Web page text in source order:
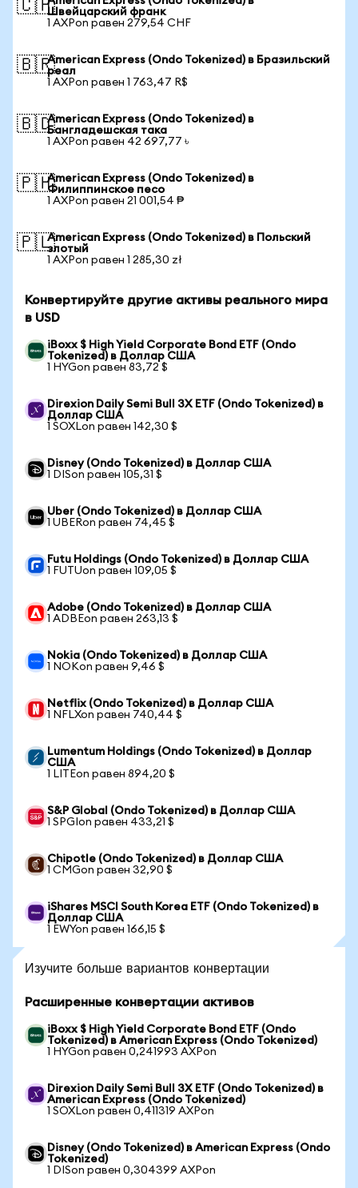
🇨🇭Швейцарский франк
1 AXPon равен 279,54 CHF
🇧🇷American Express (Ondo Tokenized) в Бразильский
реал
1 AXPon равен 1 763,47 R$
🇧🇩American Express (Ondo Tokenized) в
Бангладешская така
1 AXPon равен 42 697,77 ৳
🇵🇭American Express (Ondo Tokenized) в
Филиппинское песо
1 AXPon равен 21 001,54 ₱
🇵🇱American Express (Ondo Tokenized) в Польский
злотый
1 AXPon равен 1 285,30 zł
Конвертируйте другие активы реального мира
в USD
iBoxx $ High Yield Corporate Bond ETF (Ondo
Tokenized) в Доллар США
1 HYGon равен 83,72 $
Direxion Daily Semi Bull 3X ETF (Ondo Tokenized) в
Доллар США
1 SOXLon равен 142,30 $
Disney (Ondo Tokenized) в Доллар США
1 DISon равен 105,31 $
Uber (Ondo Tokenized) в Доллар США
1 UBERon равен 74,45 $
Futu Holdings (Ondo Tokenized) в Доллар США
1 FUTUon равен 109,05 $
Adobe (Ondo Tokenized) в Доллар США
1 ADBEon равен 263,13 $
Nokia (Ondo Tokenized) в Доллар США
1 NOKon равен 9,46 $
Netflix (Ondo Tokenized) в Доллар США
1 NFLXon равен 740,44 $
Lumentum Holdings (Ondo Tokenized) в Доллар
США
1 LITEon равен 894,20 $
S&P Global (Ondo Tokenized) в Доллар США
1 SPGIon равен 433,21 $
Chipotle (Ondo Tokenized) в Доллар США
1 CMGon равен 32,90 $
iShares MSCI South Korea ETF (Ondo Tokenized) в
Доллар США
1 EWYon равен 166,15 $
Изучите больше вариантов конвертации
Расширенные конвертации активов
iBoxx $ High Yield Corporate Bond ETF (Ondo
Tokenized) в American Express (Ondo Tokenized)
1 HYGon равен 0,241993 AXPon
Direxion Daily Semi Bull 3X ETF (Ondo Tokenized) в
American Express (Ondo Tokenized)
1 SOXLon равен 0,411319 AXPon
Disney (Ondo Tokenized) в American Express (Ondo
Tokenized)
1 DISon равен 0,304399 AXPon